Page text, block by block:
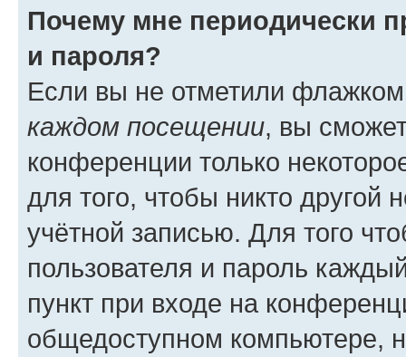
Почему мне периодически
и пароля?
Если вы не отметили
каждом посещении, вы
конференции только
для того, чтобы никто другой
учётной записью. Для того
пользователя и пароль
пункт при входе на
общедоступном компьютере,